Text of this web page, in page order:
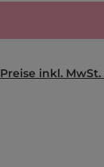
Preise inkl.